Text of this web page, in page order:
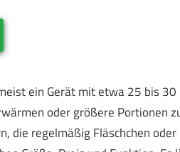
ein Gerät mit etwa 25 bis
oder größere Portionen
die regelmäßig Fläschchen